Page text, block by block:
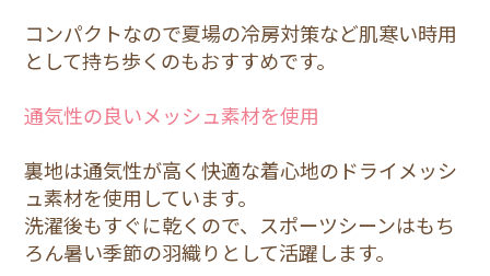
コンパクトなので夏場の冷房対策など肌寒い時用
として持ち歩くのもおすすめです。
通気性の良いメッシュ素材を使用
裏地は通気性が高く快適な着心地のドライメッシ
ュ素材を使用しています。
洗濯後もすぐに乾くので、スポーツシーンはもち
ろん暑い季節の羽織りとして活躍します。